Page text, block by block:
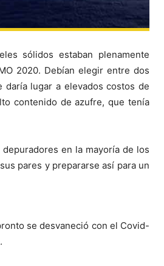
sólidos estaban plenamente
2020. Debían elegir entre dos
lugar a elevados costos de
contenido de azufre, que tenía
en la mayoría de los
pares y prepararse así para un
se desvaneció con el Covid-